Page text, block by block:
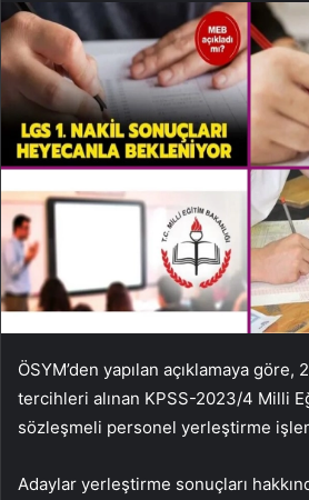
ÖSYM’den yapılan açıklamaya
tercihleri ​​alınan KPSS-2023/4 Milli
sözleşmeli personel yerleştirme
Adaylar yerleştirme sonuçları